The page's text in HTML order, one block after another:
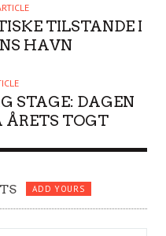
TILSTANDE I
HAVN
STAGE: DAGEN
ÅRETS TOGT
ADD YOURS